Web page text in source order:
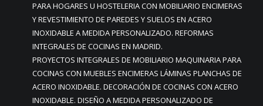
PARA HOGARES U HOSTELERIA CON MOBILIARIO ENCIMERAS
Y REVESTIMIENTO DE PAREDES Y SUELOS EN ACERO
INOXIDABLE A MEDIDA PERSONALIZADO. REFORMAS
INTEGRALES DE COCINAS EN MADRID.
PROYECTOS INTEGRALES DE MOBILIARIO MAQUINARIA PARA
COCINAS CON MUEBLES ENCIMERAS LÁMINAS PLANCHAS DE
ACERO INOXIDABLE. DECORACIÓN DE COCINAS CON ACERO
INOXIDABLE. DISEÑO A MEDIDA PERSONALIZADO DE